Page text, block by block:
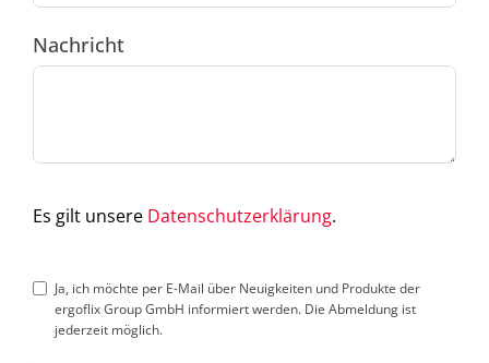
Nachricht
Es gilt unsere Datenschutzerklärung.
Ja, ich möchte per E-Mail über Neuigkeiten und Produkte der
ergoflix Group GmbH informiert werden. Die Abmeldung ist
jederzeit möglich.